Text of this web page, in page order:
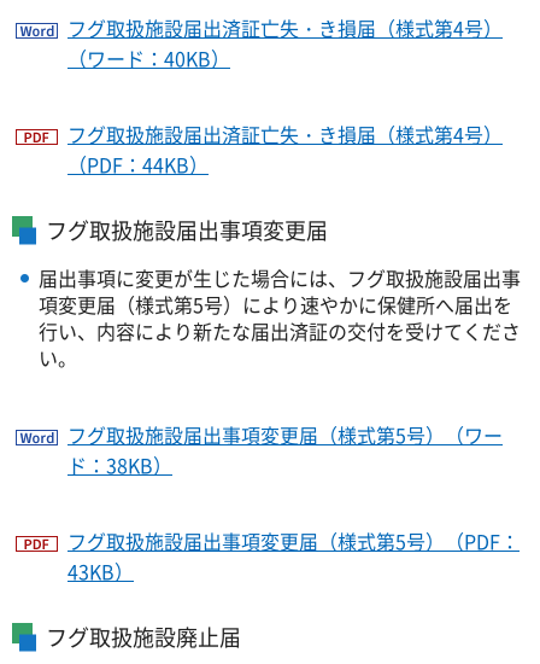
フグ取扱施設届出済証亡失・き損届（様式第4号）
（ワード：40KB）
フグ取扱施設届出済証亡失・き損届（様式第4号）
（PDF：44KB）
フグ取扱施設届出事項変更届
届出事項に変更が生じた場合には、フグ取扱施設届出事
項変更届（様式第5号）により速やかに保健所へ届出を
行い、内容により新たな届出済証の交付を受けてくださ
い。
フグ取扱施設届出事項変更届（様式第5号）（ワー
ド：38KB）
フグ取扱施設届出事項変更届（様式第5号）（PDF：
43KB）
フグ取扱施設廃止届